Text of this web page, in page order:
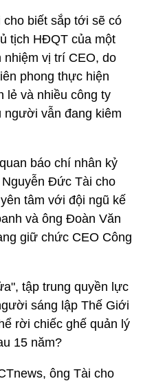
biết sắp tới sẽ có
tịch HĐQT của một
vị trí CEO, do
phong thực hiện
lẻ và nhiều công ty
người vẫn đang kiêm
báo chí nhân kỷ
Đức Tài cho
tâm với đội ngũ kế
và ông Đoàn Văn
giữ chức CEO Công
tập trung quyền lực
sáng lập Thế Giới
rời chiếc ghế quản lý
15 năm?
ông Tài cho